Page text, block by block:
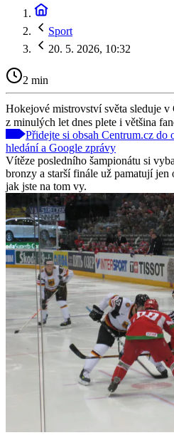
Sport
20. 5. 2026, 10:32
2 min
Hokejové mistrovství světa sleduje
z minulých let dnes plete i většina
Přidejte si obsah Centrum.cz
hledání a Google zprávy
Vítěze posledního šampionátu si
bronzy a starší finále už pamatují
jak jste na tom vy.